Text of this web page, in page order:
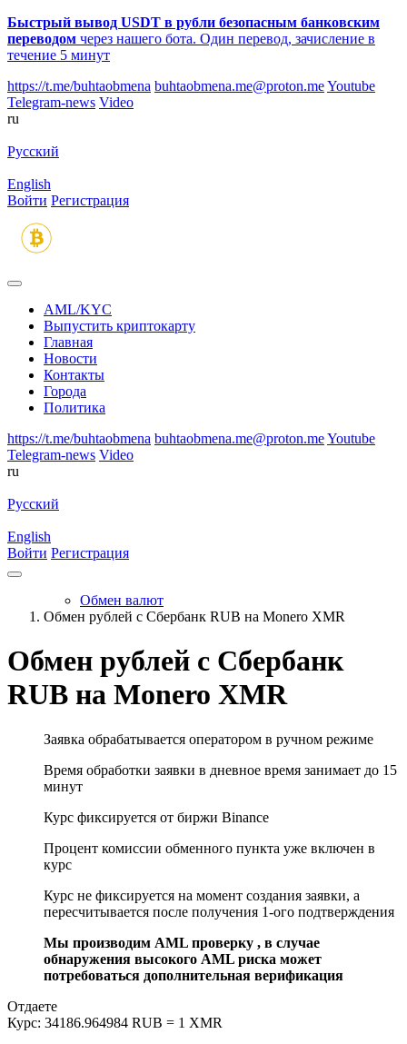
Быстрый вывод USDT в рубли безопасным банковским
переводом через нашего бота. Один перевод, зачисление в
течение 5 минут
https://t.me/buhtaobmena buhtaobmena.me@proton.meYoutube
Telegram-news Video
ru
Русский
English
Войти Регистрация
AML/KYC
Выпустить криптокарту
Главная
Новости
Контакты
Города
Политика
https://t.me/buhtaobmena buhtaobmena.me@proton.meYoutube
Telegram-news Video
ru
Русский
English
Войти Регистрация
Обмен валют
Обмен рублей с Сбербанк RUB на Monero XMR
Обмен рублей с Сбербанк
RUB на Monero XMR
Заявка обрабатывается оператором в ручном режиме
Время обработки заявки в дневное время занимает до 15
минут
Курс фиксируется от биржи Binance
Процент комиссии обменного пункта уже включен в
курс
Курс не фиксируется на момент создания заявки, а
пересчитывается после получения 1-ого подтверждения
Мы производим AML проверку , в случае
обнаружения высокого AML риска может
потребоваться дополнительная верификация
Отдаете
Курс: 34186.964984 RUB = 1 XMR